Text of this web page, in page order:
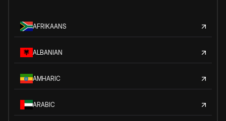
AFRIKAANS
ALBANIAN
AMHARIC
ARABIC